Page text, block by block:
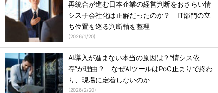
再統合が進む日本企業の経営判断をおさらい情
シス子会社化は正解だったのか？ IT部門の立
ち位置を巡る判断軸を整理
(2026/1/20)
AI導入が進まない本当の原因は？“情シス依
存”が理由？ なぜAIツールはPoC止まりで終わ
り、現場に定着しないのか
(2026/2/20)